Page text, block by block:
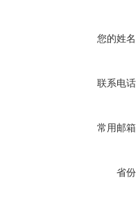
您的姓名
联系电话
常用邮箱
省份